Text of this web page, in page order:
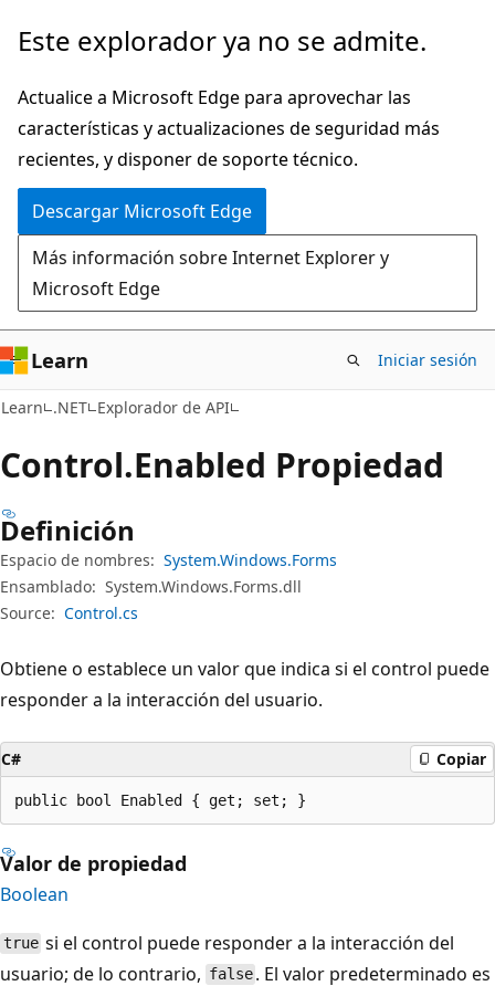
Ir
contenido
principal
Ir
la
navegación
en
la
página
Este explorador ya no se admite.
Actualice a Microsoft Edge para aprovechar las
características y actualizaciones de seguridad más
recientes, y disponer de soporte técnico.
Descargar Microsoft Edge
Más información sobre Internet Explorer y
Microsoft Edge
Learn Iniciar sesión
Learn .NET Explorador de API
Control.Enabled Propiedad
Definición
Espacio de nombres: System.Windows.Forms
Ensamblado: System.Windows.Forms.dll
Source: Control.cs
Obtiene o establece un valor que indica si el control puede
responder a la interacción del usuario.
C# Copiar
public bool Enabled { get; set; }
Valor de propiedad
Boolean
true si el control puede responder a la interacción del
usuario; de lo contrario, false . El valor predeterminado es